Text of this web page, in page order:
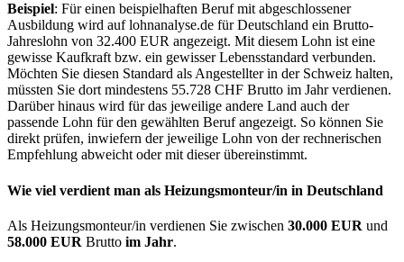
Beispiel: Für einen beispielhaften Beruf mit abgeschlossener
Ausbildung wird auf lohnanalyse.de für Deutschland ein Brutto-
Jahreslohn von 32.400 EUR angezeigt. Mit diesem Lohn ist eine
gewisse Kaufkraft bzw. ein gewisser Lebensstandard verbunden.
Möchten Sie diesen Standard als Angestellter in der Schweiz halten,
müssten Sie dort mindestens 55.728 CHF Brutto im Jahr verdienen.
Darüber hinaus wird für das jeweilige andere Land auch der
passende Lohn für den gewählten Beruf angezeigt. So können Sie
direkt prüfen, inwiefern der jeweilige Lohn von der rechnerischen
Empfehlung abweicht oder mit dieser übereinstimmt.
Wie viel verdient man als Heizungsmonteur/in in Deutschland
Als Heizungsmonteur/in verdienen Sie zwischen 30.000 EUR und
58.000 EUR Brutto im Jahr.